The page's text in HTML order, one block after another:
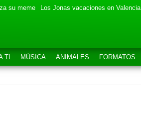
su meme Los Jonas vacaciones en Valencia
TI MÚSICA ANIMALES FORMATOS